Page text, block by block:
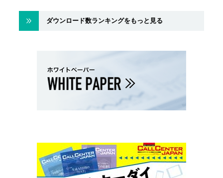
ダウンロード数ランキングをもっと見る